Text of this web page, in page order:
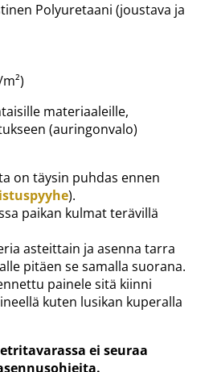
Polyuretaani (joustava ja
materiaaleille,
(auringonvalo)
on täysin puhdas ennen
).
paikan kulmat terävillä
asteittain ja asenna tarra
pitäen se samalla suorana.
painele sitä kiinni
kuten lusikan kuperalla
ei seuraa